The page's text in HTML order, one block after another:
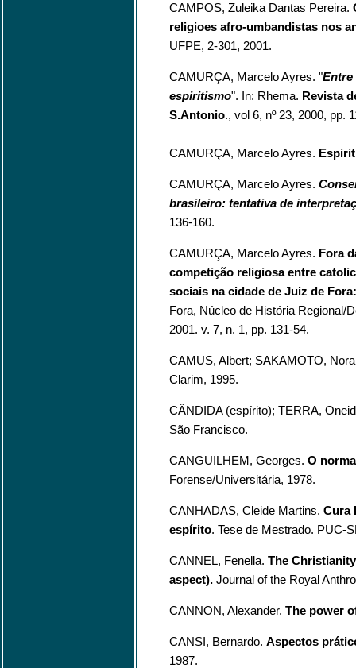
CAMPOS, Zuleika Dantas Pereira.
religioes afro-umbandistas nos
UFPE, 2-301, 2001.
CAMURÇA, Marcelo Ayres. "Entre
espiritismo". In: Rhema. Revista
S.Antonio., vol 6, nº 23, 2000, pp.
CAMURÇA, Marcelo Ayres.
CAMURÇA, Marcelo Ayres.
brasileiro: tentativa de
136-160.
CAMURÇA, Marcelo Ayres. Fora
competição religiosa entre
sociais na cidade de Juiz de
Fora, Núcleo de História Regional/
2001. v. 7, n. 1, pp. 131-54.
CAMUS, Albert; SAKAMOTO,
Clarim, 1995.
CÂNDIDA (espírito); TERRA,
São Francisco.
CANGUILHEM, Georges. O
Forense/Universitária, 1978.
CANHADAS, Cleide Martins. Cura
espírito. Tese de Mestrado. PUC-
CANNEL, Fenella. The
aspect). Journal of the Royal
CANNON, Alexander. The power
CANSI, Bernardo. Aspectos
1987.